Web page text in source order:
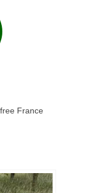
France